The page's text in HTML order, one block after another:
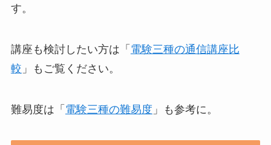
す。
講座も検討したい方は「 電験三種の通信講座比
較 」もご覧ください。
難易度は「 電験三種の難易度 」も参考に。